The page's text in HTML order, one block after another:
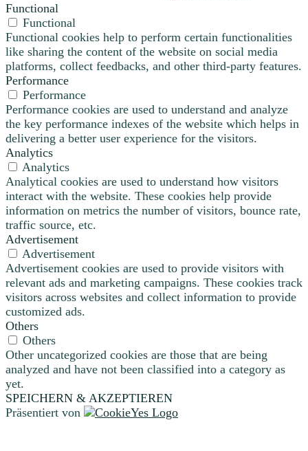
Functional
Functional
Functional cookies help to perform certain functionalities
like sharing the content of the website on social media
platforms, collect feedbacks, and other third-party features.
Performance
Performance
Performance cookies are used to understand and analyze
the key performance indexes of the website which helps in
delivering a better user experience for the visitors.
Analytics
Analytics
Analytical cookies are used to understand how visitors
interact with the website. These cookies help provide
information on metrics the number of visitors, bounce rate,
traffic source, etc.
Advertisement
Advertisement
Advertisement cookies are used to provide visitors with
relevant ads and marketing campaigns. These cookies track
visitors across websites and collect information to provide
customized ads.
Others
Others
Other uncategorized cookies are those that are being
analyzed and have not been classified into a category as
yet.
SPEICHERN & AKZEPTIEREN
Präsentiert von